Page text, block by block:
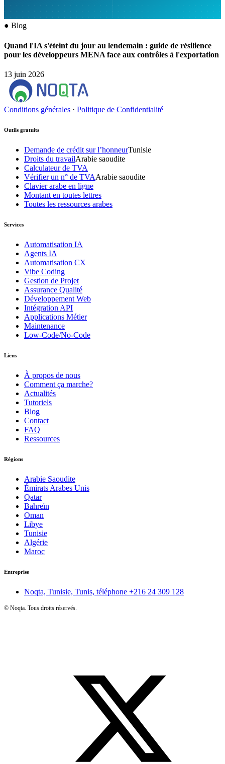
● Blog
Quand l'IA s'éteint du jour au lendemain : guide de résilience
pour les développeurs MENA face aux contrôles à l'exportation
13 juin 2026
Conditions générales · Politique de Confidentialité
Outils gratuits
Demande de crédit sur l’honneurTunisie
Droits du travailArabie saoudite
Calculateur de TVA
Vérifier un n° de TVAArabie saoudite
Clavier arabe en ligne
Montant en toutes lettres
Toutes les ressources arabes
Services
Automatisation IA
Agents IA
Automatisation CX
Vibe Coding
Gestion de Projet
Assurance Qualité
Développement Web
Intégration API
Applications Métier
Maintenance
Low-Code/No-Code
Liens
À propos de nous
Comment ça marche?
Actualités
Tutoriels
Blog
Contact
FAQ
Ressources
Régions
Arabie Saoudite
Émirats Arabes Unis
Qatar
Bahreïn
Oman
Libye
Tunisie
Algérie
Maroc
Entreprise
Noqta, Tunisie, Tunis, téléphone +216 24 309 128
© Noqta. Tous droits réservés.